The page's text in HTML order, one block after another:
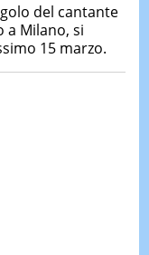
la GenZ, molto
originali. Dalle
strani alle
da scoprire ogni
del cantante
a Milano, si
15 marzo.